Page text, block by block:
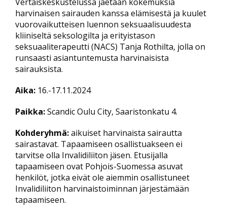
harvinaisen sairauden kanssa elämisestä ja kuulet
vuorovaikutteisen luennon seksuaalisuudesta
kliiniseltä seksologilta ja erityistason
seksuaaliterapeutti (NACS) Tanja Rothilta, jolla on
runsaasti asiantuntemusta harvinaisista
sairauksista.
Aika: 16.-17.11.2024
Paikka:Scandic Oulu City, Saaristonkatu 4.
Kohderyhmä:aikuiset harvinaista sairautta
sairastavat. Tapaamiseen osallistuakseen ei
tarvitse olla Invalidiliiton jäsen. Etusijalla
tapaamiseen ovat Pohjois-Suomessa asuvat
henkilöt, jotka eivät ole aiemmin osallistuneet
Invalidiliiton harvinaistoiminnan järjestämään
tapaamiseen.